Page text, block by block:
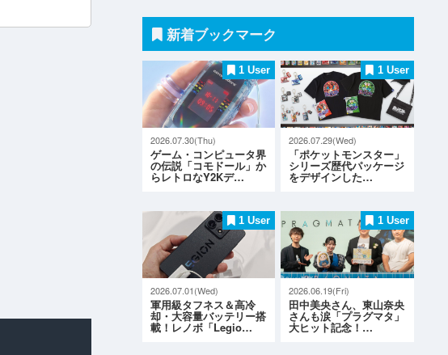
新着ブックマーク
1 User
2026.07.30(Thu)
ゲーム・コンピュータ界
の伝説「コモドール」か
らレトロなY2Kデ…
1 User
2026.07.29(Wed)
「ポケットモンスター」
シリーズ歴代パッケージ
をデザインした…
1 User
2026.07.01(Wed)
軍用級タフネス＆高冷
却・大容量バッテリー搭
載！レノボ「Legio…
1 User
2026.06.19(Fri)
田中美央さん、東山奈央
さんも涙「プラグマタ」
大ヒット記念！…